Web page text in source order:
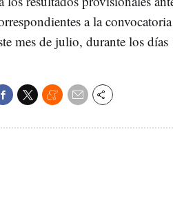
a la
mes de julio, durante los